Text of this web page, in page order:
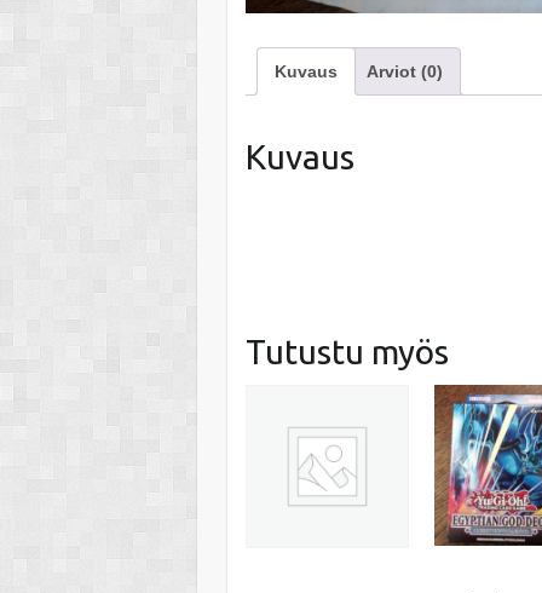
Kuvaus Arviot (0)
Kuvaus
Tutustu myös